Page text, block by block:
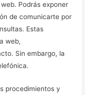
Podrás exponer
de comunicarte por
Estas
web,
Sin embargo, la
procedimientos y